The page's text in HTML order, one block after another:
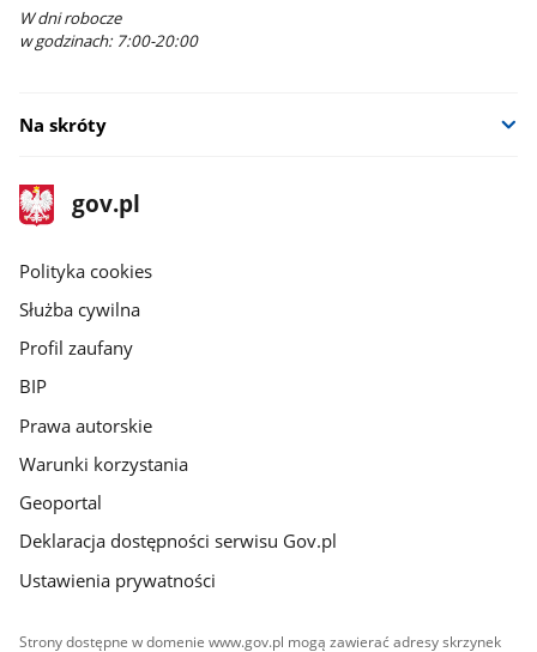
W dni robocze
w godzinach: 7:00-20:00
Na skróty
stopka
gov.pl
Strona
gov.pl
gov.pl
Polityka cookies
Służba cywilna
Profil zaufany
BIP
Prawa autorskie
Warunki korzystania
Geoportal
Deklaracja dostępności serwisu Gov.pl
Ustawienia prywatności
Strony dostępne w domenie www.gov.pl mogą zawierać adresy skrzynek